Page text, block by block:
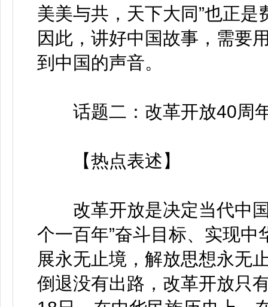
美美与共，天下大同”也正
因此，讲好中国故事，需要
到中国的声音。
话题二：改革开放40周
【热点表述】
改革开放是决定当代中国
个一百年”奋斗目标、实现
展永无止境，解放思想永无
倒退没有出路，改革开放只